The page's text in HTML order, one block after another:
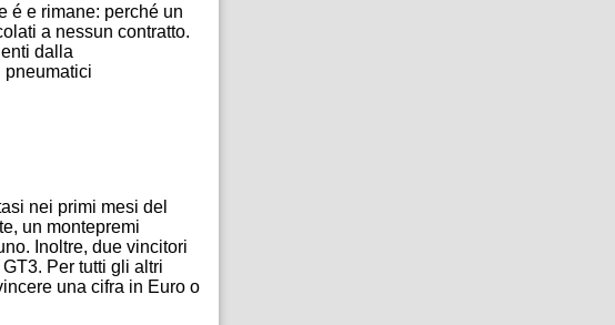
é e rimane: perché un
a nessun contratto.
dalla
pneumatici
nei primi mesi del
un montepremi
Inoltre, due vincitori
Per tutti gli altri
una cifra in Euro o